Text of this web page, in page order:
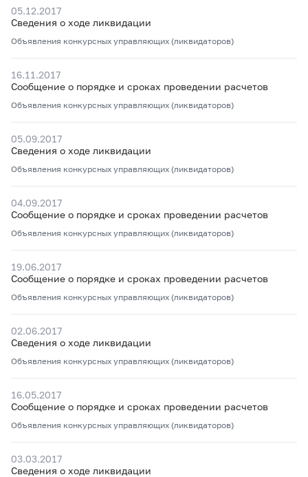
05.12.2017
Сведения о ходе ликвидации
Объявления конкурсных управляющих (ликвидаторов)
16.11.2017
Сообщение о порядке и сроках проведении расчетов
Объявления конкурсных управляющих (ликвидаторов)
05.09.2017
Сведения о ходе ликвидации
Объявления конкурсных управляющих (ликвидаторов)
04.09.2017
Сообщение о порядке и сроках проведении расчетов
Объявления конкурсных управляющих (ликвидаторов)
19.06.2017
Сообщение о порядке и сроках проведении расчетов
Объявления конкурсных управляющих (ликвидаторов)
02.06.2017
Сведения о ходе ликвидации
Объявления конкурсных управляющих (ликвидаторов)
16.05.2017
Сообщение о порядке и сроках проведении расчетов
Объявления конкурсных управляющих (ликвидаторов)
03.03.2017
Сведения о ходе ликвидации